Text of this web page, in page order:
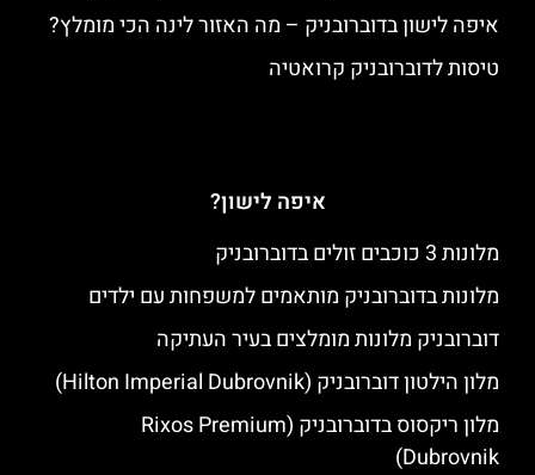
איפה לישון בדוברובניק – מה האזור לינה הכי מומלץ?
טיסות לדוברובניק קרואטיה
איפה לישון?
מלונות 3 כוכבים זולים בדוברובניק
מלונות בדוברובניק מותאמים למשפחות עם ילדים
דוברובניק מלונות מומלצים בעיר העתיקה
מלון הילטון דוברובניק (Hilton Imperial Dubrovnik)
מלון ריקסוס בדוברובניק (Rixos Premium
Dubrovnik)